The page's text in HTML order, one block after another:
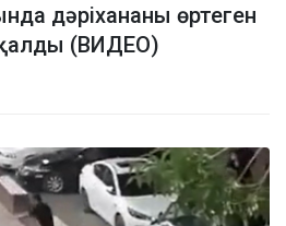
дәріхананы өртеген
қалды (ВИДЕО)